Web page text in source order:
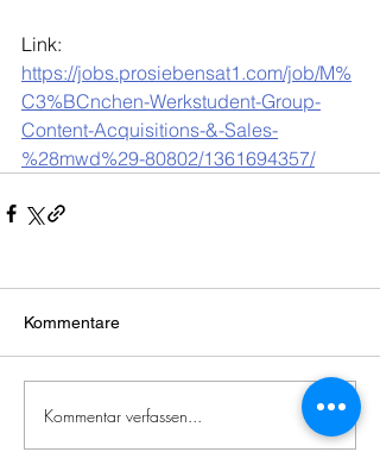
Link:
https://jobs.prosiebensat1.com/job/M%
C3%BCnchen-Werkstudent-Group-
Content-Acquisitions-&-Sales-
%28mwd%29-80802/1361694357/
Kommentare
Kommentar verfassen...